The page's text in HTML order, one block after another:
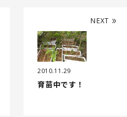
2010.11.29
育苗中です！
NEXT